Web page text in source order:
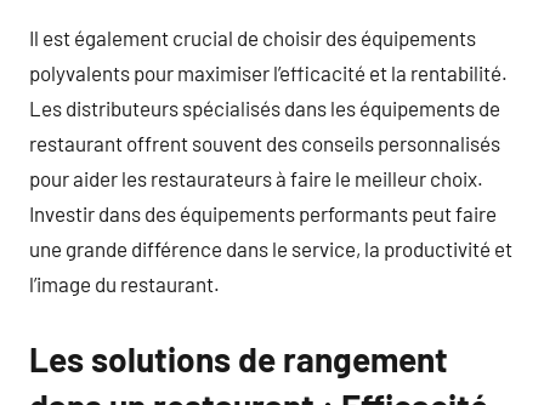
Il est également crucial de choisir des équipements
polyvalents pour maximiser l’efficacité et la rentabilité.
Les distributeurs spécialisés dans les équipements de
restaurant offrent souvent des conseils personnalisés
pour aider les restaurateurs à faire le meilleur choix.
Investir dans des équipements performants peut faire
une grande différence dans le service, la productivité et
l’image du restaurant.
Les solutions de rangement